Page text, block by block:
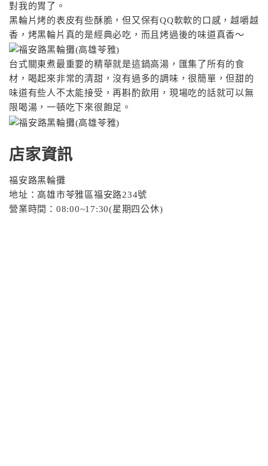
對我的胃了。
黑輪片烤的表皮有些酥脆，但又保有QQ軟軟的口感，越嚼越
香，烤黑輪片真的是經典必吃，而且烤過後的味道真香～
台式關東煮最重要的精華就是這鍋高湯，匯集了所有的食
材，喝起來非常的清甜，沒有過多的調味，很簡單，但甜的
味道有些人不太能接受，再斟酌飲用，現場吃的話就可以無
限喝湯，一頓吃下來很飽足。
店家資訊
福安路黑輪攤
地址：高雄市苓雅區福安路234號
營業時間：08:00~17:30(星期四公休)